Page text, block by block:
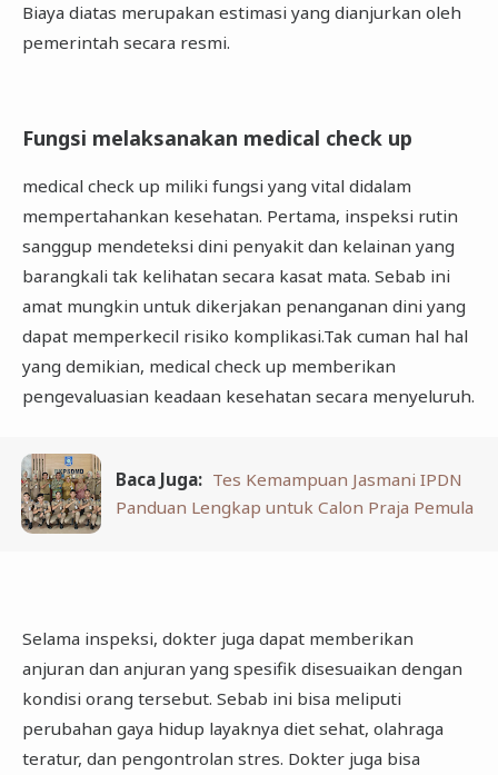
Biaya diatas merupakan estimasi yang dianjurkan oleh
pemerintah secara resmi.
Fungsi melaksanakan medical check up
medical check up miliki fungsi yang vital didalam
mempertahankan kesehatan. Pertama, inspeksi rutin
sanggup mendeteksi dini penyakit dan kelainan yang
barangkali tak kelihatan secara kasat mata. Sebab ini
amat mungkin untuk dikerjakan penanganan dini yang
dapat memperkecil risiko komplikasi.Tak cuman hal hal
yang demikian, medical check up memberikan
pengevaluasian keadaan kesehatan secara menyeluruh.
Baca Juga: Tes Kemampuan Jasmani IPDN
Panduan Lengkap untuk Calon Praja Pemula
Selama inspeksi, dokter juga dapat memberikan
anjuran dan anjuran yang spesifik disesuaikan dengan
kondisi orang tersebut. Sebab ini bisa meliputi
perubahan gaya hidup layaknya diet sehat, olahraga
teratur, dan pengontrolan stres. Dokter juga bisa